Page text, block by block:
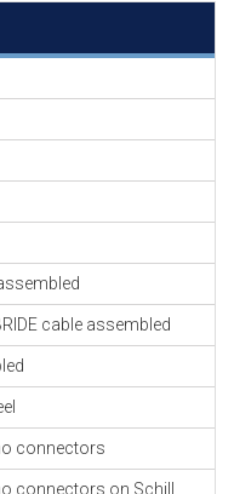
cable assembled
connectors
connectors on Schill